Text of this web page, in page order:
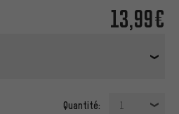
13,99€
Quantité: 1